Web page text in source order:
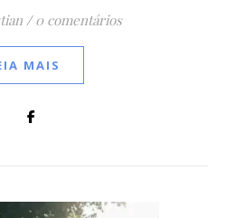
/ 0 comentários
MAIS